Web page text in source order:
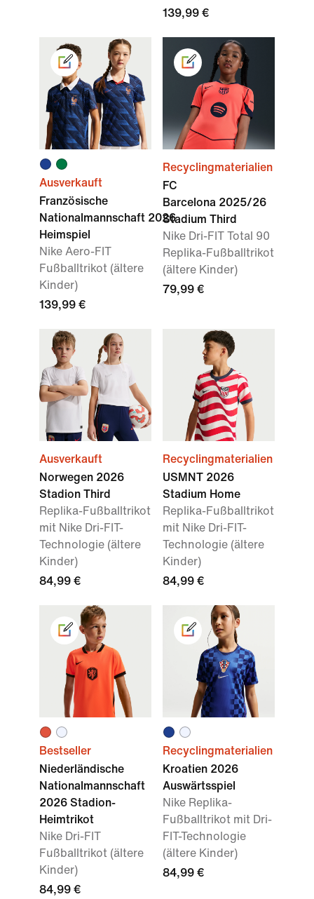
139,99 €
Ausverkauft
Französische
Nationalmannschaft 2026
Heimspiel
Nike Aero-FIT
Fußballtrikot (ältere
Kinder)
139,99 €
Recyclingmaterialien
FC
Barcelona 2025/26
Stadium Third
Nike Dri-FIT Total 90
Replika-Fußballtrikot
(ältere Kinder)
79,99 €
Ausverkauft
Norwegen 2026
Stadion Third
Replika-Fußballtrikot
mit Nike Dri-FIT-
Technologie (ältere
Kinder)
84,99 €
Recyclingmaterialien
USMNT 2026
Stadium Home
Replika-Fußballtrikot
mit Nike Dri-FIT-
Technologie (ältere
Kinder)
84,99 €
Bestseller
Niederländische
Nationalmannschaft
2026 Stadion-
Heimtrikot
Nike Dri-FIT
Fußballtrikot (ältere
Kinder)
84,99 €
Recyclingmaterialien
Kroatien 2026
Auswärtsspiel
Nike Replika-
Fußballtrikot mit Dri-
FIT-Technologie
(ältere Kinder)
84,99 €